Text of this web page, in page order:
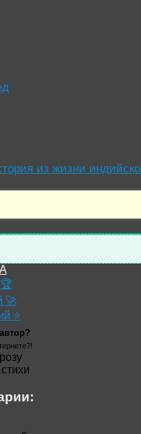
из жизни
🚀
⭐